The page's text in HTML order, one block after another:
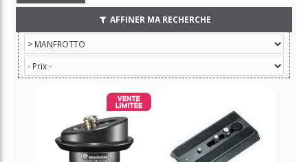
AFFINER MA RECHERCHE